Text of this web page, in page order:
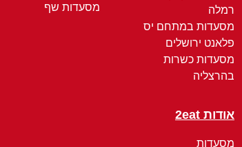
רמלה
מסעדות במתחם יס
פלאנט ירושלים
מסעדות כשרות
בהרצליה
מסעדות שף
אודות 2eat
מסעדות